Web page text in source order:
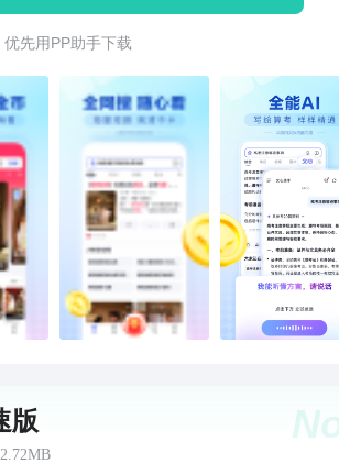
框，轻量设计，体验更流畅，结果更清晰。
懂你】实时新闻、资讯视频、热门评论不间
更精准。（界面简洁更轻快】资讯分类标
栏设计，更快进入详情，图文搭配更简单。
漫】汇集海量热门小说、优质视频、动漫新
，还有个性化推荐你更喜欢的内容，免费体
统上线】任务系统全新上线、邀请好友做任
兑换，新增白拿好礼，福利更多，奖励更丰
金。
优先用PP助手下载
版